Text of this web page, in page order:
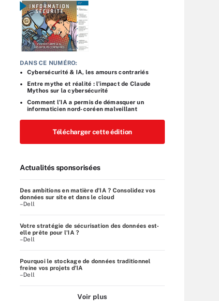
DANS CE NUMÉRO:
Cybersécurité & IA, les amours contrariés
Entre mythe et réalité : l’impact de Claude
Mythos sur la cybersécurité
Comment l’IA a permis de démasquer un
informaticien nord-coréen malveillant
Télécharger cette édition
Actualités sponsorisées
Des ambitions en matière d'IA ? Consolidez vos
données sur site et dans le cloud
–Dell
Votre stratégie de sécurisation des données est-
elle prête pour l'IA ?
–Dell
Pourquoi le stockage de données traditionnel
freine vos projets d’IA
–Dell
Voir plus